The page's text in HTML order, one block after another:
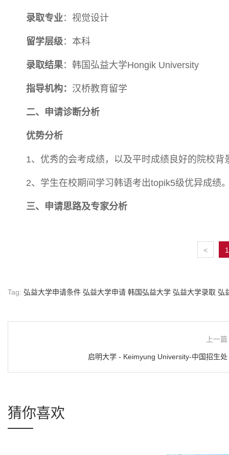
录取专业：视觉设计
留学层级：本科
录取结果：韩国弘益大学Hongik University
指导机构： 汉桥教育留学
二、申请诊断分析
优势分析
1、优秀的会考成绩，以及平时成绩良好的院校背
2、学生在校期间学习韩语考出topik5级优异成绩
三、申请思路及专家分析
< 1
Tag: 弘益大学申请条件 弘益大学申请 韩国弘益大学 弘益大学录取 弘
上一篇
启明大学 - Keimyung University-中国招生处
猜你喜欢